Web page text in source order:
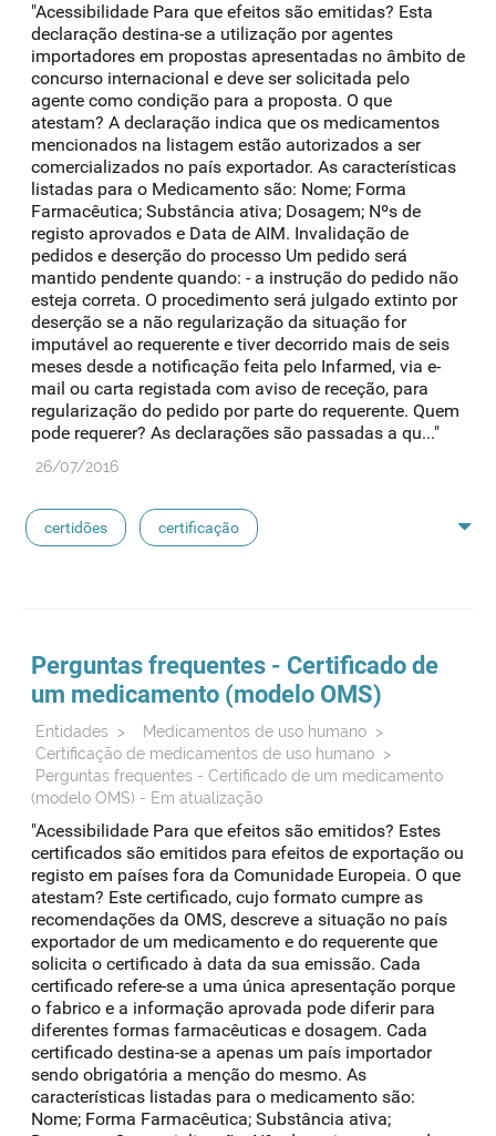
"Acessibilidade Para que efeitos são emitidas? Esta
declaração destina-se a utilização por agentes
importadores em propostas apresentadas no âmbito de
concurso internacional e deve ser solicitada pelo
agente como condição para a proposta. O que
atestam? A declaração indica que os medicamentos
mencionados na listagem estão autorizados a ser
comercializados no país exportador. As características
listadas para o Medicamento são: Nome; Forma
Farmacêutica; Substância ativa; Dosagem; Nºs de
registo aprovados e Data de AIM. Invalidação de
pedidos e deserção do processo Um pedido será
mantido pendente quando: - a instrução do pedido não
esteja correta. O procedimento será julgado extinto por
deserção se a não regularização da situação for
imputável ao requerente e tiver decorrido mais de seis
meses desde a notificação feita pelo Infarmed, via e-
mail ou carta registada com aviso de receção, para
regularização do pedido por parte do requerente. Quem
pode requerer? As declarações são passadas a qu..."
26/07/2016
certidões certificação
medicamentos de referência
Perguntas frequentes - Certificado de
um medicamento (modelo OMS)
Entidades > Medicamentos de uso humano >
Certificação de medicamentos de uso humano >
Perguntas frequentes - Certificado de um medicamento
(modelo OMS) - Em atualização
"Acessibilidade Para que efeitos são emitidos? Estes
certificados são emitidos para efeitos de exportação ou
registo em países fora da Comunidade Europeia. O que
atestam? Este certificado, cujo formato cumpre as
recomendações da OMS, descreve a situação no país
exportador de um medicamento e do requerente que
solicita o certificado à data da sua emissão. Cada
certificado refere-se a uma única apresentação porque
o fabrico e a informação aprovada pode diferir para
diferentes formas farmacêuticas e dosagem. Cada
certificado destina-se a apenas um país importador
sendo obrigatória a menção do mesmo. As
características listadas para o medicamento são:
Nome; Forma Farmacêutica; Substância ativa;